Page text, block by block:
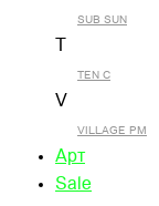
SUB SUN
TEN C
V
VILLAGE PM
Арт
Sale